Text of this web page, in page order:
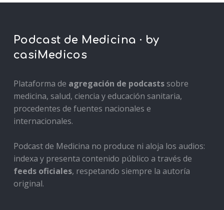
Podcast de Medicina · by
casiMedicos
Plataforma de agregación de podcastssobre
medicina, salud, ciencia y educación sanitaria,
procedentes de fuentes nacionales e
internacionales.
Podcast de Medicina no produce ni aloja los audios:
indexa y presenta contenido público a través de
feeds oficiales, respetando siempre la autoría
original.